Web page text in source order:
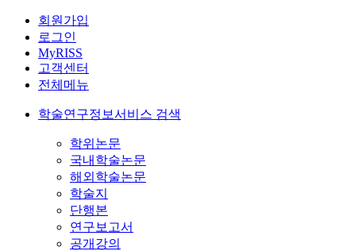
회원가입
로그인
MyRISS
고객센터
전체메뉴
학술연구정보서비스 검색
학위논문
국내학술논문
해외학술논문
학술지
단행본
연구보고서
공개강의